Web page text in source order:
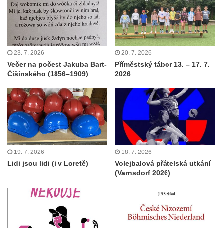
23. 7. 2026
Večer na počest Jakuba Bart-
Ćišinského (1856–1909)
20. 7. 2026
Příměstský tábor 13. – 17. 7.
2026
19. 7. 2026
Lidi jsou lidi (i v Loretě)
18. 7. 2026
Volejbalová přátelská utkání
(Varnsdorf 2026)